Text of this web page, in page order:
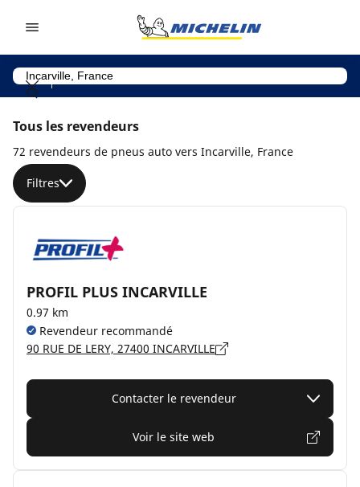
Tous les revendeurs
72 revendeurs de pneus auto vers Incarville, France
Filtres
PROFIL PLUS INCARVILLE
0.97 km
Revendeur recommandé
90 RUE DE LERY, 27400 INCARVILLE
Contacter le revendeur
Voir le site web